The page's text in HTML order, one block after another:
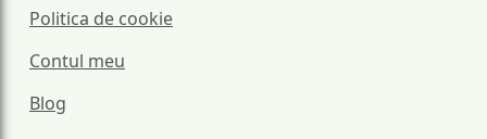
Politica de cookie
Contul meu
Blog